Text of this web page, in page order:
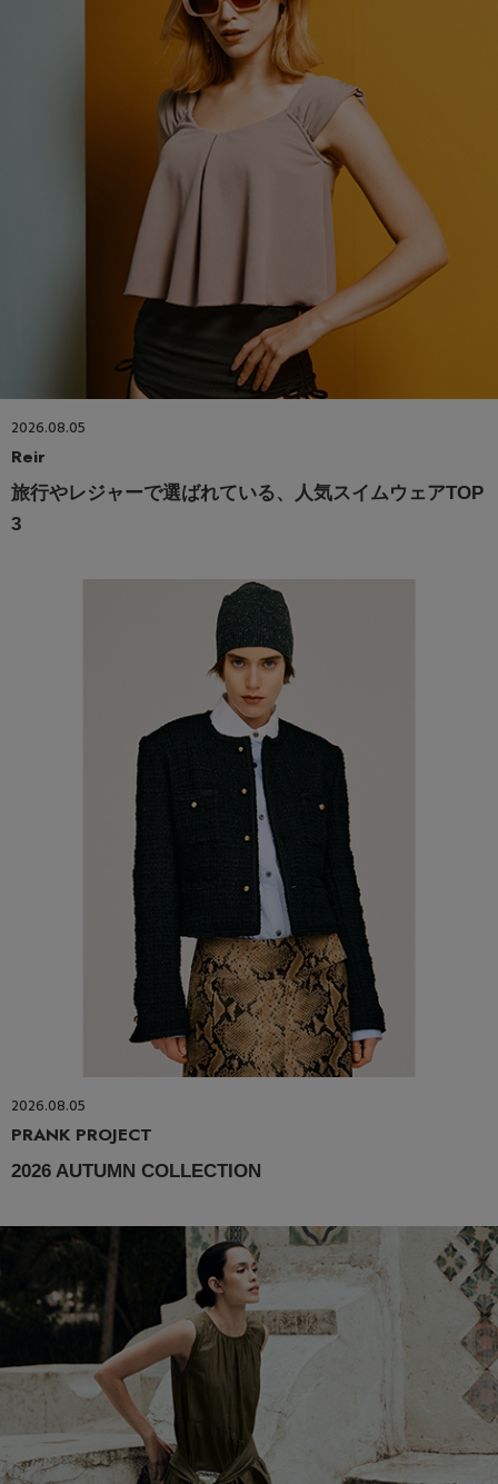
2026.08.05
Reir
旅行やレジャーで選ばれている、人気スイムウェアTOP
3
2026.08.05
PRANK PROJECT
2026 AUTUMN COLLECTION